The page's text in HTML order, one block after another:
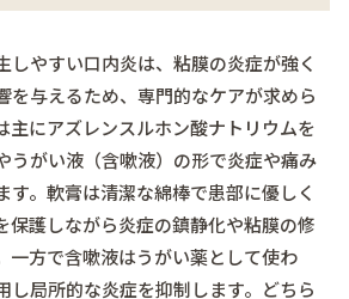
しやすい口内炎は、粘膜の炎症が強く
を与えるため、専門的なケアが求めら
主にアズレンスルホン酸ナトリウムを
うがい液（含嗽液）の形で炎症や痛み
す。軟膏は清潔な綿棒で患部に優しく
保護しながら炎症の鎮静化や粘膜の修
一方で含嗽液はうがい薬として使わ
し局所的な炎症を抑制します。どちら